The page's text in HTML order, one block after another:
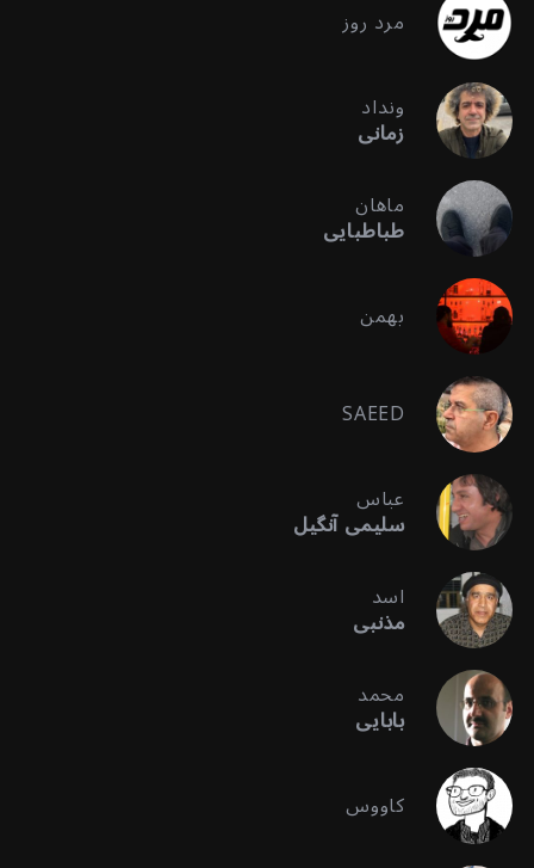
مرد روز
ونداد
زمانی
ماهان
طباطبایی
بهمن
SAEED
عباس
سلیمی آنگیل
اسد
مذنبی
محمد
بابایی
کاووس